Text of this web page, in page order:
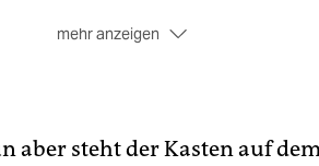
mehr anzeigen
Labor in den Pfefferberg.
aber steht der Kasten auf